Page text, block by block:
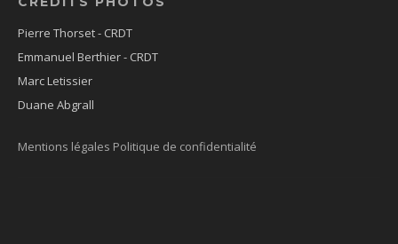
Pierre Thorset - CRDT
Emmanuel Berthier - CRDT
Marc Letissier
Duane Abgrall
Mentions légales Politique de confidentialité